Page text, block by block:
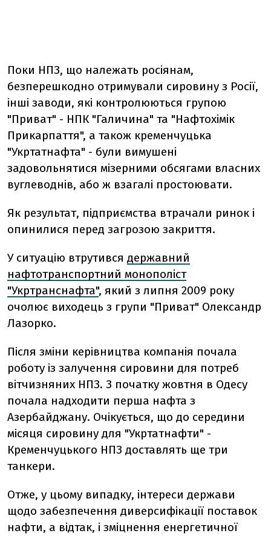
Поки НПЗ, що належать росіянам,
безперешкодно отримували сировину з Росії,
інші заводи, які контролюються групою
"Приват" - НПК "Галичина" та "Нафтохімік
Прикарпаття", а також кременчуцька
"Укртатнафта" - були вимушені
задовольнятися мізерними обсягами власних
вуглеводнів, або ж взагалі простоювати.
Як результат, підприємства втрачали ринок і
опинилися перед загрозою закриття.
У ситуацію втрутився державний
нафтотранспортний монополіст
"Укртранснафта", який з липня 2009 року
очолює виходець з групи "Приват" Олександр
Лазорко.
Після зміни керівництва компанія почала
роботу із залучення сировини для потреб
вітчизняних НПЗ. З початку жовтня в Одесу
почала надходити перша нафта з
Азербайджану. Очікується, що до середини
місяця сировину для "Укртатнафти" -
Кременчуцького НПЗ доставлять ще три
танкери.
Отже, у цьому випадку, інтереси держави
щодо забезпечення диверсифікації поставок
нафти, а відтак, і зміцнення енергетичної